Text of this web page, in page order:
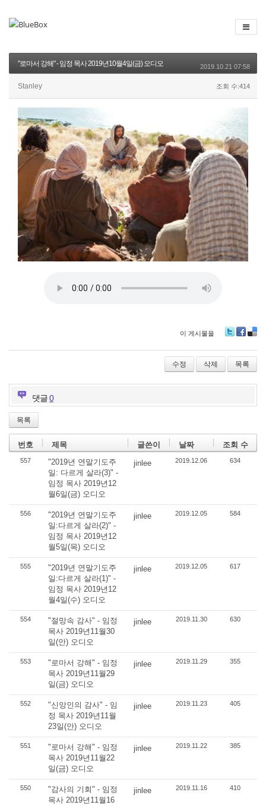
"로마서 강해" - 임정 목사 2019년10월4일(금) 오디오 2019.10.21 07:58
Stanley 조회 수:414
이 게시물을
itte ce
bo
ok
lici
ou
s
수정 삭제 목록
댓글0
목록
번호 제목 글쓴이 날짜 조회 수
557
"2019년 연말기도주
일: 다르게 살라(3)" -
임정 목사 2019년12
월6일(금) 오디오
jinlee 2019.12.06 634
556
"2019년 연말기도주
일:다르게 살라(2)" -
임정 목사 2019년12
월5일(목) 오디오
jinlee 2019.12.05 584
555
"2019년 연말기도주
일:다르게 살라(1)" -
임정 목사 2019년12
월4일(수) 오디오
jinlee 2019.12.05 617
554
"절망속 감사" - 임정
목사 2019년11월30
일(안) 오디오
jinlee 2019.11.30 630
553
"로마서 강해" - 임정
목사 2019년11월29
일(금) 오디오
jinlee 2019.11.29 355
552
"신앙인의 감사" - 임
정 목사 2019년11월
23일(안) 오디오
jinlee 2019.11.23 405
551
"로마서 강해" - 임정
목사 2019년11월22
일(금) 오디오
jinlee 2019.11.22 385
550
"감사의 기회" - 임정
목사 2019년11월16
jinlee 2019.11.16 410